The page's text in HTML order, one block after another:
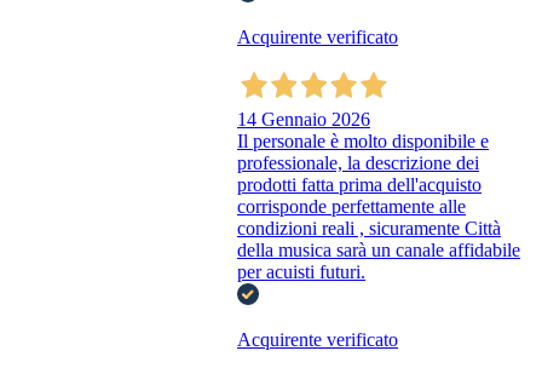
Acquirente verificato
14 Gennaio 2026
Il personale è molto disponibile e
professionale, la descrizione dei
prodotti fatta prima dell'acquisto
corrisponde perfettamente alle
condizioni reali , sicuramente Città
della musica sarà un canale affidabile
per acuisti futuri.
Acquirente verificato